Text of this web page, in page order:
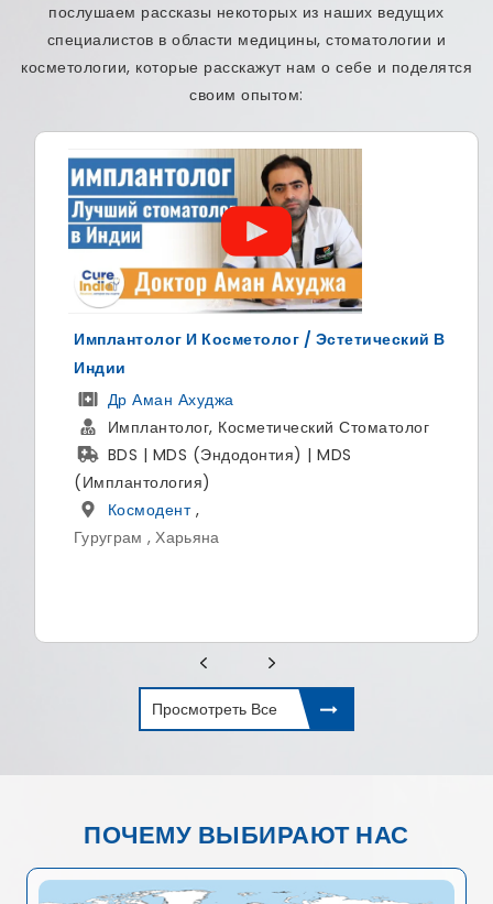
послушаем рассказы некоторых из наших ведущих
специалистов в области медицины, стоматологии и
косметологии, которые расскажут нам о себе и поделятся
своим опытом:
Имплантолог И Косметолог / Эстетический В
Индии
Др Аман Ахуджа
Имплантолог, Косметический Стоматолог
BDS | MDS (Эндодонтия) | MDS
(Имплантология)
Космодент,
Гуруграм , Харьяна
Просмотреть Все
ПОЧЕМУ ВЫБИРАЮТ НАС